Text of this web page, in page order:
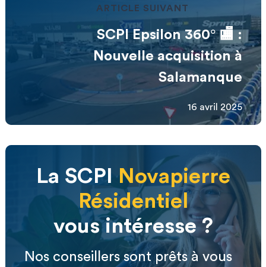
ARTICLE SUIVANT
SCPI Epsilon 360° 🏬 :
Nouvelle acquisition à
Salamanque
16 avril 2025
La SCPI Novapierre
Résidentiel
vous intéresse ?
Nos conseillers sont prêts à vous